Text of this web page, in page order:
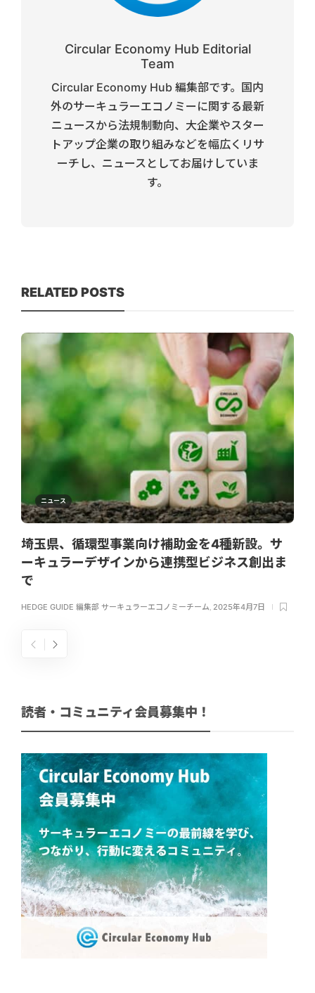
Circular Economy Hub Editorial
Team
Circular Economy Hub 編集部です。国内
外のサーキュラーエコノミーに関する最新
ニュースから法規制動向、大企業やスター
トアップ企業の取り組みなどを幅広くリサ
ーチし、ニュースとしてお届けしていま
す。
RELATED POSTS
ニュース
埼玉県、循環型事業向け補助金を4種新設。サ
ーキュラーデザインから連携型ビジネス創出ま
で
HEDGE GUIDE 編集部 サーキュラーエコノミーチーム, 2025年4月7日
読者・コミュニティ会員募集中！